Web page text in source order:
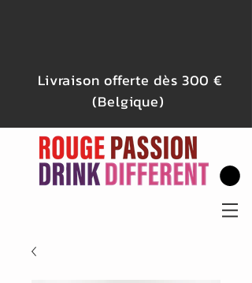
Livraison offerte dès 300 €
(Belgique)